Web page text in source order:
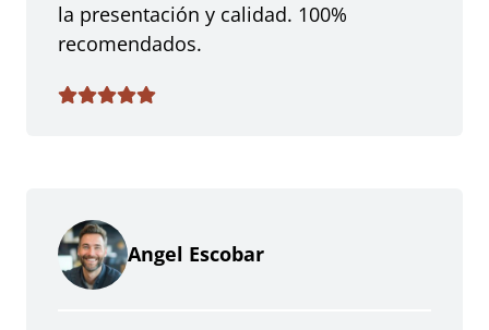
la presentación y calidad. 100%
recomendados.
Angel Escobar